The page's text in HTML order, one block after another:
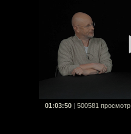
01:03:50 500581 просмотр